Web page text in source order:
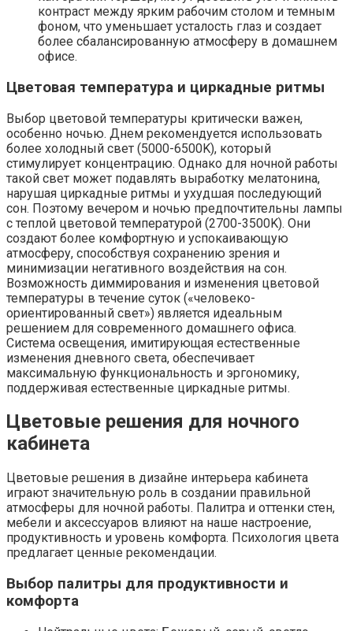
контраст между ярким рабочим столом и темным
фоном, что уменьшает усталость глаз и создает
более сбалансированную атмосферу в домашнем
офисе.
Цветовая температура и циркадные ритмы
Выбор цветовой температуры критически важен,
особенно ночью. Днем рекомендуется использовать
более холодный свет (5000-6500K), который
стимулирует концентрацию. Однако для ночной работы
такой свет может подавлять выработку мелатонина,
нарушая циркадные ритмы и ухудшая последующий
сон. Поэтому вечером и ночью предпочтительны лампы
с теплой цветовой температурой (2700-3500K). Они
создают более комфортную и успокаивающую
атмосферу, способствуя сохранению зрения и
минимизации негативного воздействия на сон.
Возможность диммирования и изменения цветовой
температуры в течение суток («человеко-
ориентированный свет») является идеальным
решением для современного домашнего офиса.
Система освещения, имитирующая естественные
изменения дневного света, обеспечивает
максимальную функциональность и эргономику,
поддерживая естественные циркадные ритмы.
Цветовые решения для ночного
кабинета
Цветовые решения в дизайне интерьера кабинета
играют значительную роль в создании правильной
атмосферы для ночной работы. Палитра и оттенки стен,
мебели и аксессуаров влияют на наше настроение,
продуктивность и уровень комфорта. Психология цвета
предлагает ценные рекомендации.
Выбор палитры для продуктивности и
комфорта